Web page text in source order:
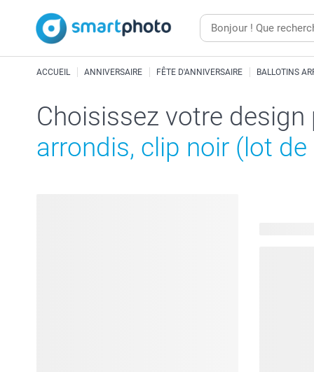
ACCUEIL ANNIVERSAIRE FÊTE D'ANNIVERSAIRE BALLOTINS
Choisissez votre
arrondis, clip noir (lot de